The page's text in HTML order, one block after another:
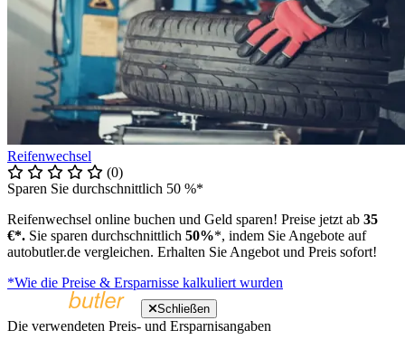
Reifenwechsel
(0)
Sparen Sie durchschnittlich 50 %*
Reifenwechsel online buchen und Geld sparen! Preise jetzt ab 35
€*. Sie sparen durchschnittlich 50%*, indem Sie Angebote auf
autobutler.de vergleichen. Erhalten Sie Angebot und Preis sofort!
*Wie die Preise & Ersparnisse kalkuliert wurden
Schließen
Die verwendeten Preis- und Ersparnisangaben